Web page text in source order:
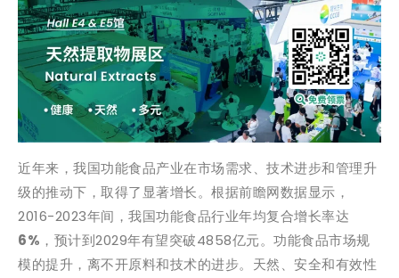
近年来，我国功能食品产业在市场需求、技术进步和管理升
级的推动下，取得了显著增长。根据前瞻网数据显示，
2016-2023年间，我国功能食品行业年均复合增长率达
6% ，预计到2029年有望突破4858亿元。功能食品市场规
模的提升，离不开原料和技术的进步。天然、安全和有效性